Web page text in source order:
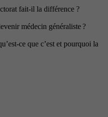
fait-il la différence ?
médecin généraliste ?
ce que c’est et pourquoi la